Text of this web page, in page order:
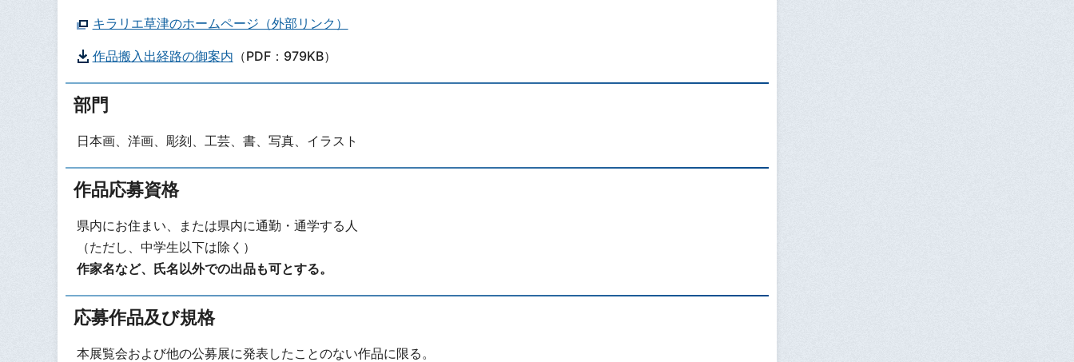
キラリエ草津のホームページ（外部リンク）
作品搬入出経路の御案内 （PDF：979KB）
部門
日本画、洋画、彫刻、工芸、書、写真、イラスト
作品応募資格
県内にお住まい、または県内に通勤・通学する人
（ただし、中学生以下は除く）
作家名など、氏名以外での出品も可とする。
応募作品及び規格
本展覧会および他の公募展に発表したことのない作品に限る。